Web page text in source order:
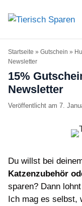
Inhalt
Startseite » Gutschein »
Newsletter
15%
Newsletter
7.
Du willst bei
Katzenzubehör
sparen? Dann
Ich mag es selbst,